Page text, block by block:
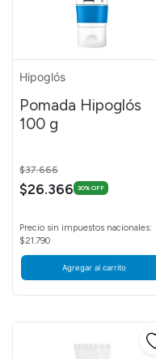
Hipoglós
Pomada Hipoglós
100 g
Price reduced from
$37.666
$26.366 30% OFF
Precio sin impuestos nacionales:
$21.790
Agregar al carrito